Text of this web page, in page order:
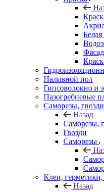
Белая
Наливной пол
Гипсоволокно и
Пазогребневые
Саморезы, гвозди
Назад
Саморезы,
Гвозди
Саморезы
Клеи,
Назад